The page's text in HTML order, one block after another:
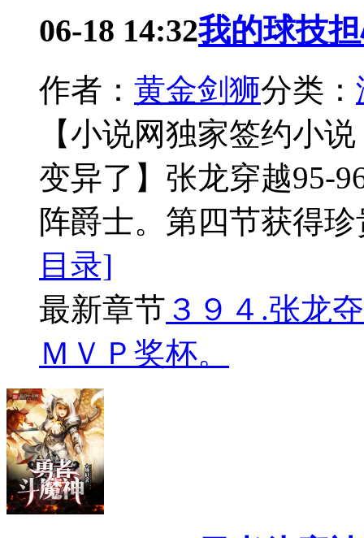
06-18 14:32我的球技
作者： 黄金剑狮分类：
【小说网独家签约小
变异了】张龙穿越95-
阵爵士。第四节获得
目录]
最新章节 ３９４.张龙
ＭＶＰ奖杯。